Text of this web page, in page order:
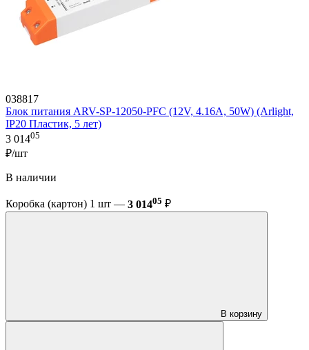
038817
Блок питания ARV-SP-12050-PFC (12V, 4.16A, 50W) (Arlight,
IP20 Пластик, 5 лет)
3 01405
₽/шт
В наличии
Коробка (картон) 1 шт — 3 01405 ₽
В корзину